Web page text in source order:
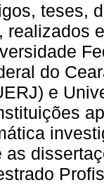
teses,
realizados
do
e
as